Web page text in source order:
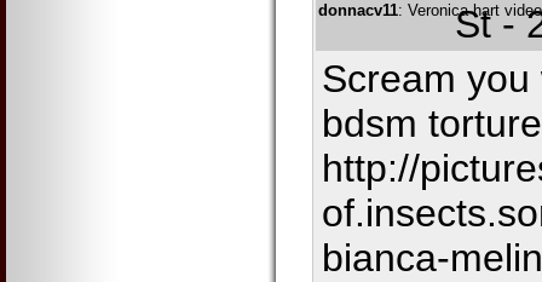
donnacv11: Veronica hart
St -
Scream
bdsm
http://
bianca-